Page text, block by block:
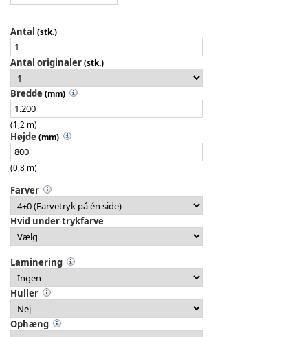
Antal (stk.)
Antal originaler(stk.)
Bredde (mm)
(1,2 m)
Højde (mm)
(0,8 m)
Farver
Hvid under trykfarve
Laminering
Huller
Ophæng